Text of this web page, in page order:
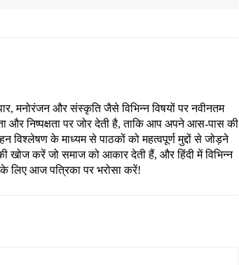
मनोरंजन और संस्कृति जैसे विभिन्न विषयों पर नवीनतम
और निष्पक्षता पर जोर देती है, ताकि आप अपने आस-पास की
के माध्यम से पाठकों को महत्वपूर्ण मुद्दों से जोड़ने
करें जो समाज को आकार देती हैं, और हिंदी में विभिन्न
लिए आज पत्रिका पर भरोसा करें!